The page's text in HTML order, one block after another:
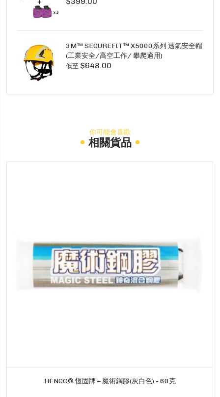
3M™ SECUREFIT™ X5000系列 透氣安全帽
(工業安全/高空工作/ 攀爬適用)
低至 $648.00
你可能會喜歡
相關貨品
HENCO® 恆固牌 – 魔術鋼膠(灰白色) - 60克